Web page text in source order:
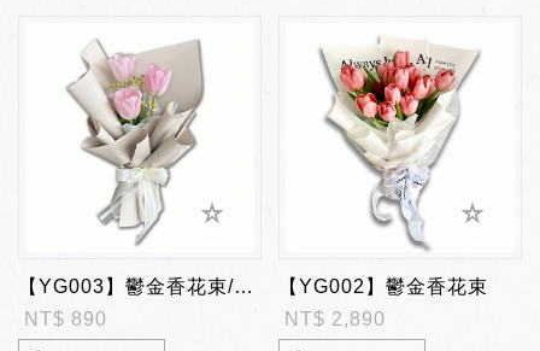
【YG003】鬱金香花束/此產品限來店自取
NT$ 890
【YG002】鬱金香花束
NT$ 2,890